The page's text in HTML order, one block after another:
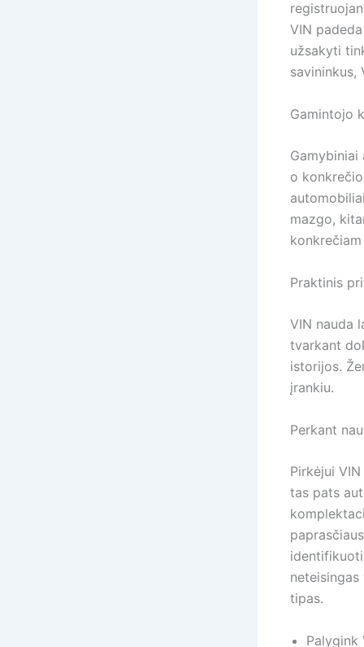
VIN
užsakyti
savininkus,
Gamintojo
o
mazgo,
Praktinis
VIN nauda
tvarkant
istorijos.
įrankiu.
Perkant
Pirkėjui
tas pats
tipas.
Palygink